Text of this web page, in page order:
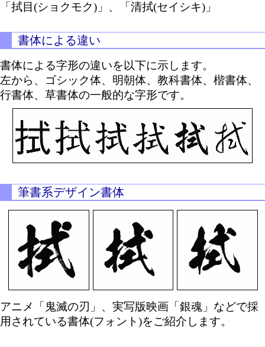
「拭目(ショクモク)」、「清拭(セイシキ)」
書体による違い
書体による字形の違いを以下に示します。
左から、ゴシック体、明朝体、教科書体、楷書体、
行書体、草書体の一般的な字形です。
筆書系デザイン書体
アニメ「鬼滅の刃」、実写版映画「銀魂」などで採
用されている書体(フォント)をご紹介します。